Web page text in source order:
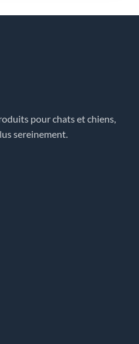
pour chats et chiens,
sereinement.